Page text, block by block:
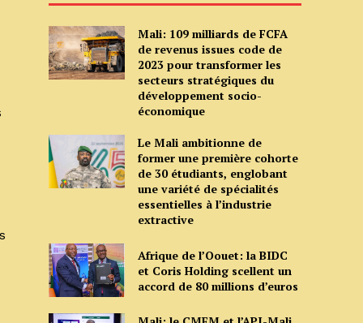
Mali: 109 milliards de FCFA
de revenus issues code de
2023 pour transformer les
secteurs stratégiques du
développement socio-
économique
Le Mali ambitionne de
former une première cohorte
de 30 étudiants, englobant
une variété de spécialités
essentielles à l’industrie
extractive
Afrique de l’Oouet: la BIDC
et Coris Holding scellent un
accord de 80 millions d’euros